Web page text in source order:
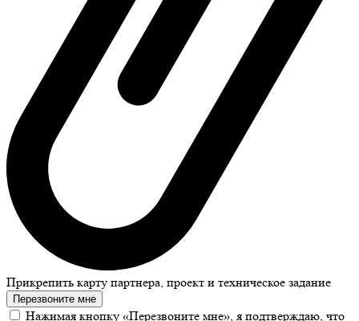
Прикрепить карту партнера, проект и техническое задание
Перезвоните мне
Нажимая кнопку «Перезвоните мне», я подтверждаю, что